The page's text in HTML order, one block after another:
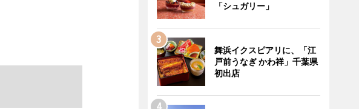
「シュガリー」
舞浜イクスピアリに、「江
戸前うなぎ かわ祥」千葉県
初出店